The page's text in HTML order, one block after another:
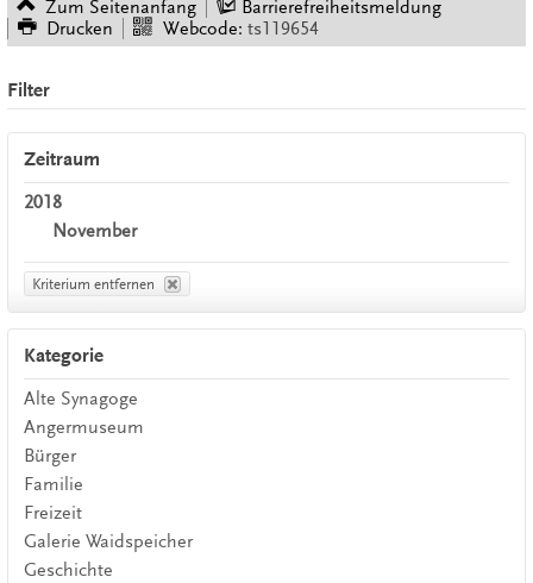
Zum Seitenanfang
Barrierefreiheitsmeldung
Drucken
Webcode: ts119654
Filter
Zeitraum
2018
November
Kriterium entfernen
Kategorie
Alte Synagoge
Angermuseum
Bürger
Familie
Freizeit
Galerie Waidspeicher
Geschichte